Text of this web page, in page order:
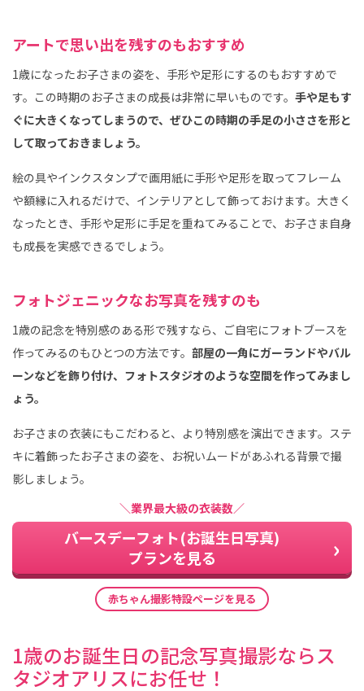
アートで思い出を残すのもおすすめ
1歳になったお子さまの姿を、手形や足形にするのもおすすめで
す。この時期のお子さまの成長は非常に早いものです。 手や足もす
ぐに大きくなってしまうので、ぜひこの時期の手足の小ささを形と
して取っておきましょう。
絵の具やインクスタンプで画用紙に手形や足形を取ってフレーム
や額縁に入れるだけで、インテリアとして飾っておけます。大きく
なったとき、手形や足形に手足を重ねてみることで、お子さま自身
も成長を実感できるでしょう。
フォトジェニックなお写真を残すのも
1歳の記念を特別感のある形で残すなら、ご自宅にフォトブースを
作ってみるのもひとつの方法です。 部屋の一角にガーランドやバル
ーンなどを飾り付け、フォトスタジオのような空間を作ってみまし
ょう。
お子さまの衣装にもこだわると、より特別感を演出できます。ステ
キに着飾ったお子さまの姿を、お祝いムードがあふれる背景で撮
影しましょう。
＼業界最大級の衣装数／
バースデーフォト(お誕生日写真)
プランを見る
赤ちゃん撮影特設ページを見る
1歳のお誕生日の記念写真撮影ならス
タジオアリスにお任せ！